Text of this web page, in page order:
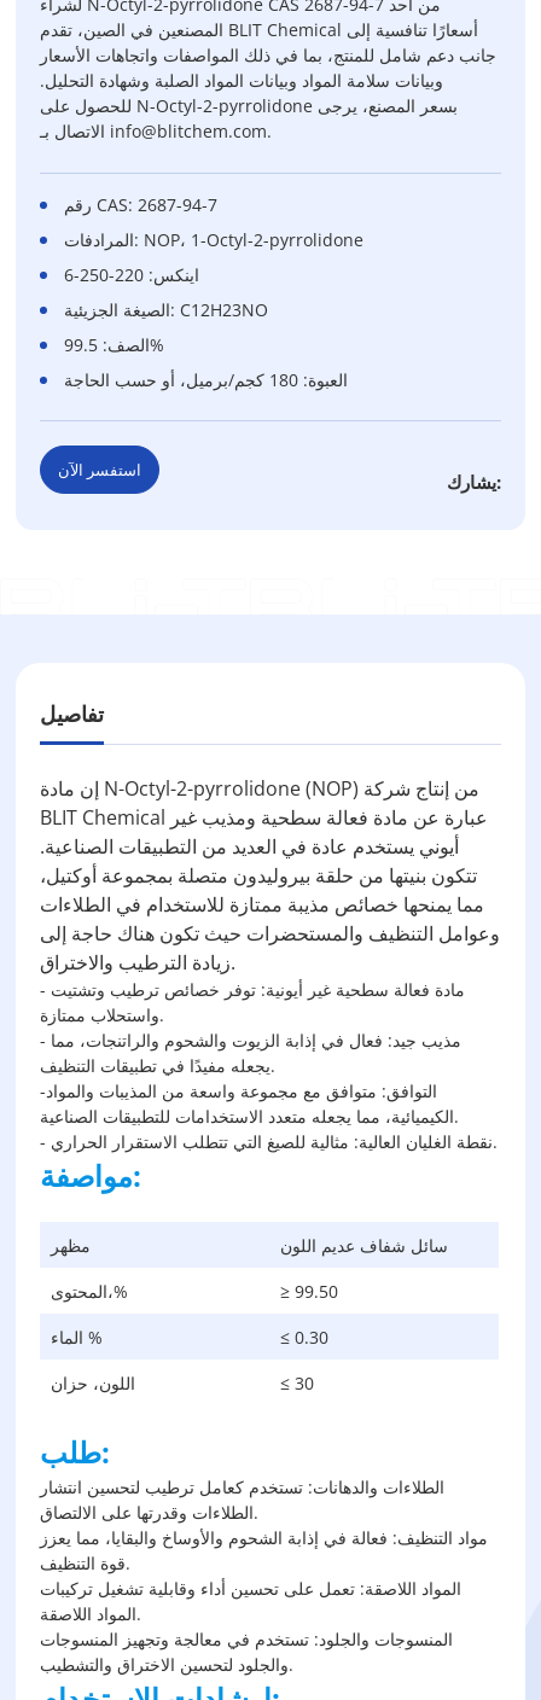
المصنعين في الصين، تقدم BLIT Chemical أسعارًا تنافسية إلى
جانب دعم شامل للمنتج، بما في ذلك المواصفات واتجاهات الأسعار
وبيانات سلامة المواد وبيانات المواد الصلبة وشهادة التحليل.
للحصول على N-Octyl-2-pyrrolidone بسعر المصنع، يرجى
الاتصال بـ info@blitchem.com.
رقم CAS: 2687-94-7
المرادفات: NOP، 1-Octyl-2-pyrrolidone
اينكس: 220-250-6
الصيغة الجزيئية: C12H23NO
الصف: 99.5%
العبوة: 180 كجم/برميل، أو حسب الحاجة
استفسر الآن يشارك:
تفاصيل
إن مادة N-Octyl-2-pyrrolidone (NOP) من إنتاج شركة
BLIT Chemical عبارة عن مادة فعالة سطحية ومذيب غير
أيوني يستخدم عادة في العديد من التطبيقات الصناعية.
تتكون بنيتها من حلقة بيروليدون متصلة بمجموعة أوكتيل،
مما يمنحها خصائص مذيبة ممتازة للاستخدام في الطلاءات
وعوامل التنظيف والمستحضرات حيث تكون هناك حاجة إلى
زيادة الترطيب والاختراق.
- مادة فعالة سطحية غير أيونية: توفر خصائص ترطيب وتشتيت
واستحلاب ممتازة.
- مذيب جيد: فعال في إذابة الزيوت والشحوم والراتنجات، مما
يجعله مفيدًا في تطبيقات التنظيف.
-التوافق: متوافق مع مجموعة واسعة من المذيبات والمواد
الكيميائية، مما يجعله متعدد الاستخدامات للتطبيقات الصناعية.
- نقطة الغليان العالية: مثالية للصيغ التي تتطلب الاستقرار الحراري.
مواصفة:
مظهر
سائل شفاف عديم اللون
المحتوى،%
≥ 99.50
الماء %
≤ 0.30
اللون، حزان
≤ 30
طلب:
الطلاءات والدهانات: تستخدم كعامل ترطيب لتحسين انتشار
الطلاءات وقدرتها على الالتصاق.
مواد التنظيف: فعالة في إذابة الشحوم والأوساخ والبقايا، مما يعزز
قوة التنظيف.
المواد اللاصقة: تعمل على تحسين أداء وقابلية تشغيل تركيبات
المواد اللاصقة.
المنسوجات والجلود: تستخدم في معالجة وتجهيز المنسوجات
والجلود لتحسين الاختراق والتشطيب.